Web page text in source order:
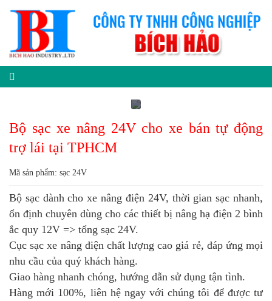
Bộ sạc xe nâng 24V cho xe bán tự động
trợ lái tại TPHCM
Mã sản phẩm: sạc 24V
Bộ sạc dành cho xe nâng điện 24V, thời gian sạc nhanh,
ổn định chuyên dùng cho các thiết bị nâng hạ điện 2 bình
ắc quy 12V => tổng sạc 24V.
Cục sạc xe nâng điện chất lượng cao giá rẻ, đáp ứng mọi
nhu cầu của quý khách hàng.
Giao hàng nhanh chóng, hướng dẫn sử dụng tận tình.
Hàng mới 100%, liên hệ ngay với chúng tôi để được tư